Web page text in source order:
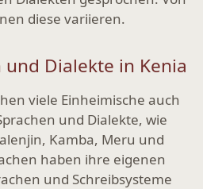
diese variieren.
und Dialekte in Kenia
viele Einheimische auch
und Dialekte, wie
Kamba, Meru und
haben ihre eigenen
und Schreibsysteme